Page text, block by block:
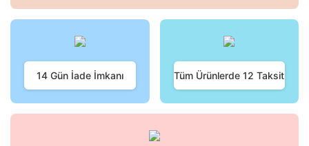
Bu ürüne benzer farklı alternatifler olmalı.
14 Gün İade İmkanı Tüm Ürünlerde 12 Taksit